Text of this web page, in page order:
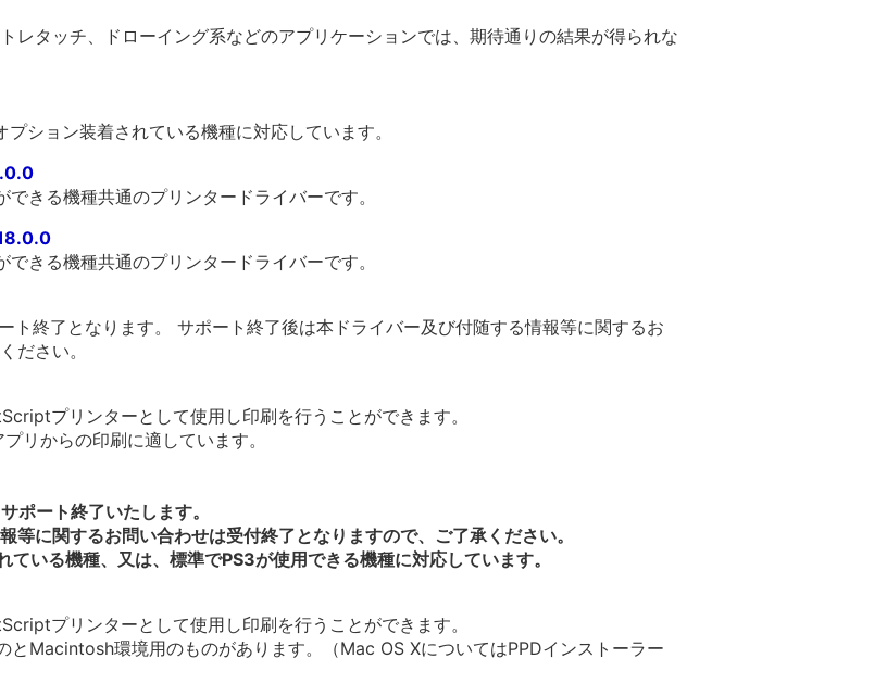
レタッチ、ドローイング系などのアプリケーションでは、期待通りの結果が得られな
ション装着されている機種に対応しています。
きる機種共通のプリンタードライバーです。
きる機種共通のプリンタードライバーです。
ト終了となります。 サポート終了後は本ドライバー及び付随する情報等に関するお
ださい。
プリンターとして使用し印刷を行うことができます。
リからの印刷に適しています。
ート終了いたします。
等に関するお問い合わせは受付終了となりますので、ご了承ください。
いる機種、又は、標準でPS3が使用できる機種に対応しています。
プリンターとして使用し印刷を行うことができます。
とMacintosh環境用のものがあります。（Mac OS XについてはPPDインストーラー